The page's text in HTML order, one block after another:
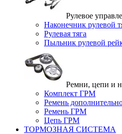
Рулевое
Наконечник рулевой
Рулевая тяга
Пыльник рулевой
Ремни, цепи и
Комплект ГРМ
Ремень
Ремень ГРМ
Цепь ГРМ
ТОРМОЗНАЯ СИСТЕМА